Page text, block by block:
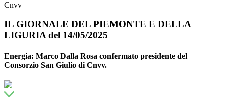
Cnvv
IL GIORNALE DEL PIEMONTE E DELLA
LIGURIA del 14/05/2025
Energia: Marco Dalla Rosa confermato presidente del
Consorzio San Giulio di Cnvv.